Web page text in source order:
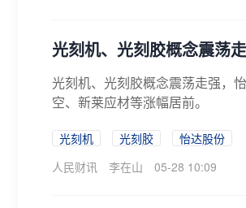
光刻机、光刻胶概念震荡
光刻机、光刻胶概念震荡走强，
空、新莱应材等涨幅居前。
光刻机 光刻胶
怡达股份
人民财讯
李在山 05-28 10:09